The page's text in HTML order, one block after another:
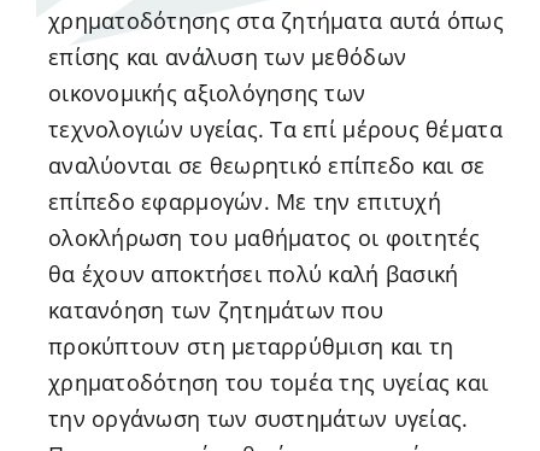
χρηματοδότησης στα ζητήματα αυτά όπως
επίσης και ανάλυση των μεθόδων
οικονομικής αξιολόγησης των
τεχνολογιών υγείας. Τα επί μέρους θέματα
αναλύονται σε θεωρητικό επίπεδο και σε
επίπεδο εφαρμογών. Με την επιτυχή
ολοκλήρωση του μαθήματος οι φοιτητές
θα έχουν αποκτήσει πολύ καλή βασική
κατανόηση των ζητημάτων που
προκύπτουν στη μεταρρύθμιση και τη
χρηματοδότηση του τομέα της υγείας και
την οργάνωση των συστημάτων υγείας.